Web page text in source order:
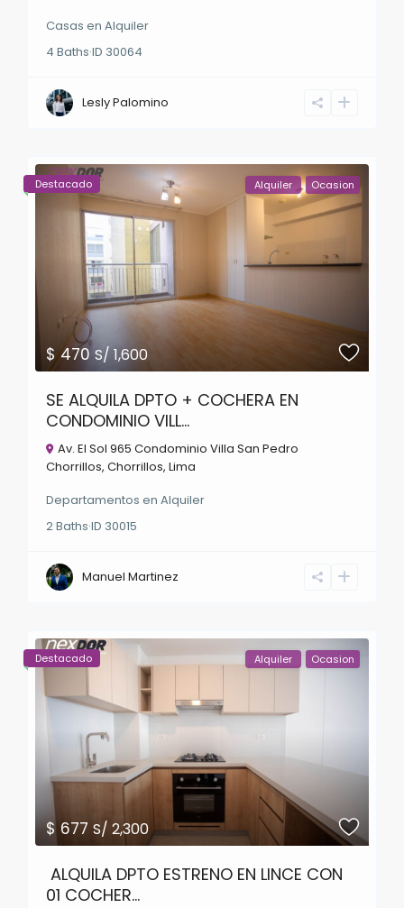
Casas enAlquiler
4 Baths·ID 30064
Lesly Palomino
$ 470S/ 1,600
Alquiler Ocasion
Destacado
SE ALQUILA DPTO + COCHERA EN
CONDOMINIO VILL...
Av. El Sol 965 Condominio Villa San Pedro
Chorrillos,Chorrillos,Lima
Departamentos enAlquiler
2Baths·ID 30015
Manuel Martinez
$ 677S/ 2,300
Alquiler Ocasion
Destacado
ALQUILA DPTO ESTRENO EN LINCE CON
01 COCHER...